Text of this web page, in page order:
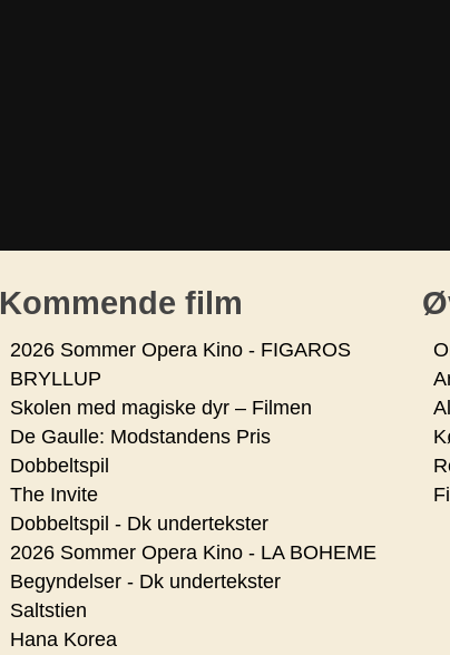
Kommende film
2026 Sommer Opera Kino - FIGAROS
BRYLLUP
Skolen med magiske dyr – Filmen
De Gaulle: Modstandens Pris
Dobbeltspil
The Invite
Dobbeltspil - Dk undertekster
2026 Sommer Opera Kino - LA BOHEME
Begyndelser - Dk undertekster
Saltstien
Hana Korea